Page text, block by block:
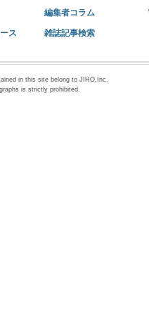
編集者コラム
ス 雑誌記事検索
in this site belong to JIHO,Inc.
is strictly prohibited.